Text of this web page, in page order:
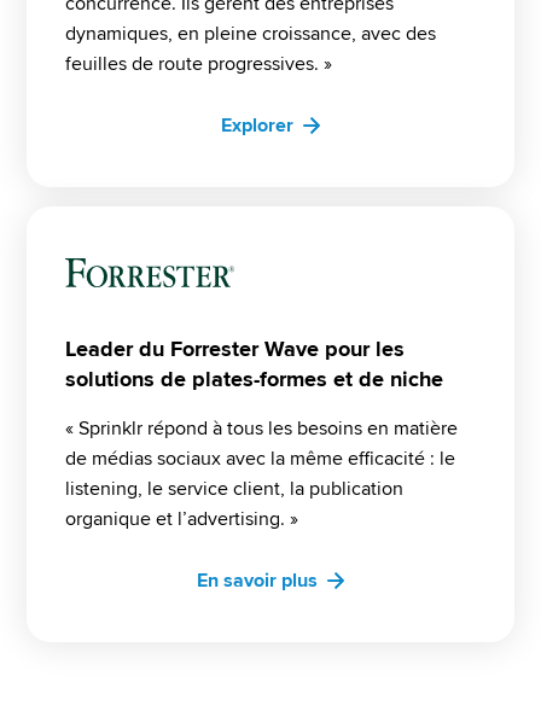
dynamiques, en pleine croissance, avec des
feuilles de route progressives. »
Explorer
Leader du Forrester Wave pour les
solutions de plates-formes et de niche
« Sprinklr répond à tous les besoins en matière
de médias sociaux avec la même efficacité : le
listening, le service client, la publication
organique et l’advertising. »
En savoir plus